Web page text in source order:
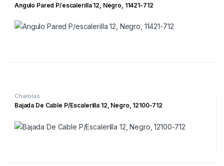
Angulo Pared P/escalerilla 12, Negro, 11421-712
Charolas
Bajada De Cable P/Escalerilla 12, Negro, 12100-712